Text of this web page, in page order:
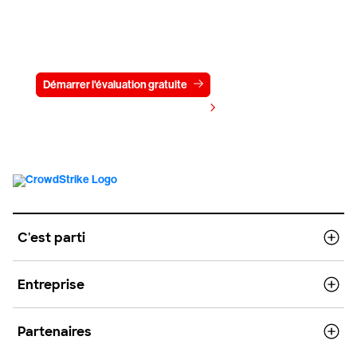
Démarrer l'évaluation gratuite
C'est parti
Entreprise
Partenaires